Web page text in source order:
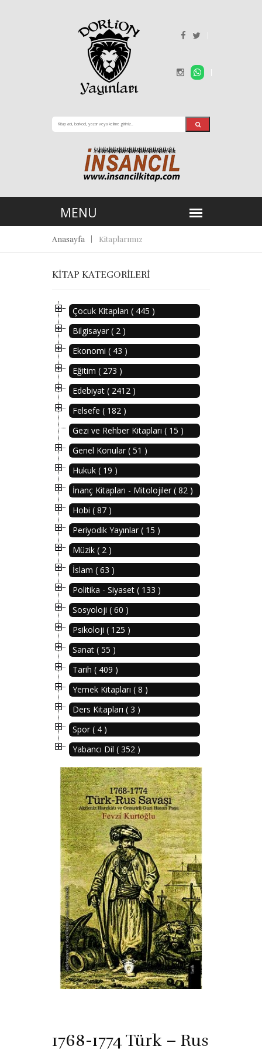
Anasayfa Kitaplarımız
KITAP KATEGORILERI
Çocuk Kitapları ( 445 )
Bilgisayar ( 2 )
Ekonomi ( 43 )
Eğitim ( 273 )
Edebiyat ( 2412 )
Felsefe ( 182 )
Gezi ve Rehber Kitapları ( 15 )
Genel Konular ( 51 )
Hukuk ( 19 )
İnanç Kitapları - Mitolojiler ( 82 )
Hobi ( 87 )
Periyodik Yayınlar ( 15 )
Müzik ( 2 )
İslam ( 63 )
Politika - Siyaset ( 133 )
Sosyoloji ( 60 )
Psikoloji ( 125 )
Sanat ( 55 )
Tarih ( 409 )
Yemek Kitapları ( 8 )
Ders Kitapları ( 3 )
Spor ( 4 )
Yabancı Dil ( 352 )
1768-1774 Türk – Rus